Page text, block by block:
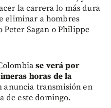
la carrera lo más dura
eliminar a hombres
Sagan o Philippe
se verá por
horas de la
anuncia transmisión en
de este domingo.